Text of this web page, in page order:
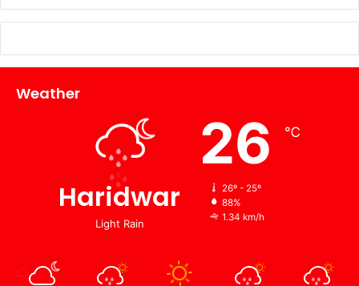
Weather
Haridwar
Light Rain
26 ℃
26º - 25º
88%
1.34 km/h